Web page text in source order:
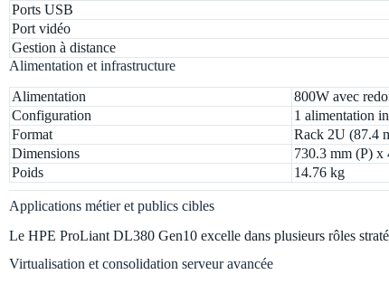
Ports USB
Port vidéo
Gestion à distance
Alimentation et infrastructure
Alimentation
800W avec
Configuration
1 alimentation
Format
Rack 2U (87.4
Dimensions
730.3 mm (P)
Poids
14.76 kg
Applications métier et publics cibles
Le HPE ProLiant DL380 Gen10 excelle dans plusieurs rôles
Virtualisation et consolidation serveur avancée